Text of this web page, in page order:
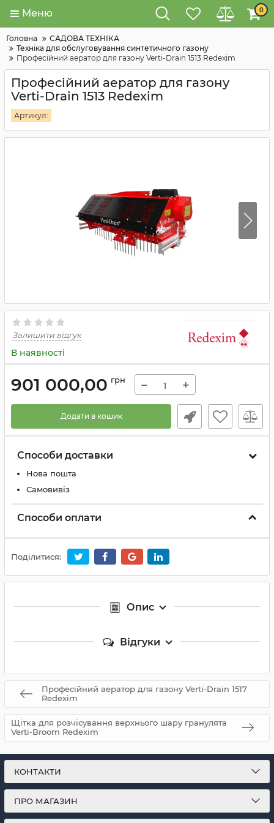
Меню 0
Головна
САДОВА ТЕХНІКА
Техніка для обслуговування синтетичного газону
Професійний аератор для газону Verti-Drain 1513 Redexim
Професійний аератор для газону
Verti-Drain 1513 Redexim
Артикул:
Залишити відгук
В наявності
901 000,00 грн − +
Додати в кошик
Способи доставки
Нова пошта
Самовивіз
Способи оплати
Поділитися:
Опис
Відгуки
Професійний аератор для газону Verti-Drain 1517
Redexim
Щітка для розчісування верхнього шару гранулята
Verti-Broom Redexim
КОНТАКТИ
ПРО МАГАЗИН